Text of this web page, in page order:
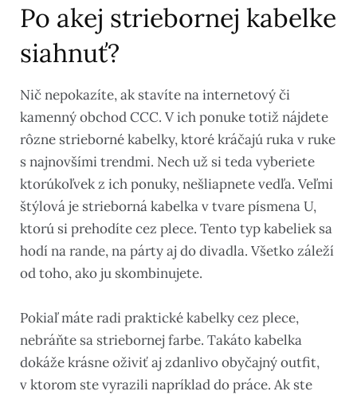
Po akej striebornej kabelke
siahnuť?
Nič nepokazíte, ak stavíte na internetový či
kamenný obchod CCC. V ich ponuke totiž nájdete
rôzne strieborné kabelky, ktoré kráčajú ruka v ruke
s najnovšími trendmi. Nech už si teda vyberiete
ktorúkoľvek z ich ponuky, nešliapnete vedľa. Veľmi
štýlová je strieborná kabelka v tvare písmena U,
ktorú si prehodíte cez plece. Tento typ kabeliek sa
hodí na rande, na párty aj do divadla. Všetko záleží
od toho, ako ju skombinujete.
Pokiaľ máte radi praktické kabelky cez plece,
nebráňte sa striebornej farbe. Takáto kabelka
dokáže krásne oživiť aj zdanlivo obyčajný outfit,
v ktorom ste vyrazili napríklad do práce. Ak ste